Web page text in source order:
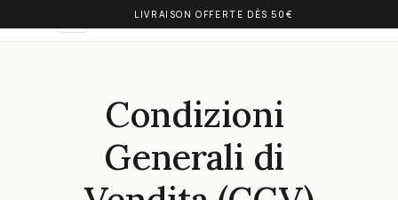
LIVRAISON OFFERTE DÈS 50€
OLIVIA BALM
Condizioni
Generali di